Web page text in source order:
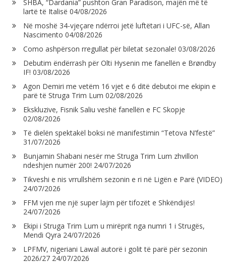
SHBA, “Dardania” pushton Gran Paradison, majën më të
lartë të Italisë 04/08/2026
Në moshë 34-vjeçare ndërroi jetë luftëtari i UFC-së, Allan
Nascimento 04/08/2026
Como ashpërson rregullat për biletat sezonale! 03/08/2026
Debutim ëndërrash për Olti Hysenin me fanellën e Brøndby
IF! 03/08/2026
Agon Demiri me vetëm 16 vjet e 6 ditë debutoi me ekipin e
parë të Struga Trim Lum 02/08/2026
Ekskluzive, Fisnik Saliu veshë fanellën e FC Skopje
02/08/2026
Të dielën spektakël boksi në manifestimin “Tetova N’festë”
31/07/2026
Bunjamin Shabani nesër me Struga Trim Lum zhvillon
ndeshjen numër 200! 24/07/2026
Tikveshi e nis vrrullshëm sezonin e ri në Ligën e Parë (VIDEO)
24/07/2026
FFM vjen me një super lajm për tifozët e Shkëndijës!
24/07/2026
Ekipi i Struga Trim Lum u mirëprit nga numri 1 i Strugës,
Mendi Qyra 24/07/2026
LPFMV, nigeriani Lawal autorë i golit të parë për sezonin
2026/27 24/07/2026